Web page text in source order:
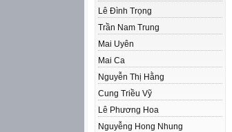
Lê Đình Trọng
Trần Nam Trung
Mai Uyên
Mai Ca
Nguyễn Thị Hằng
Cung Triều Vỹ
Lê Phương Hoa
Nguyễng Hong Nhung